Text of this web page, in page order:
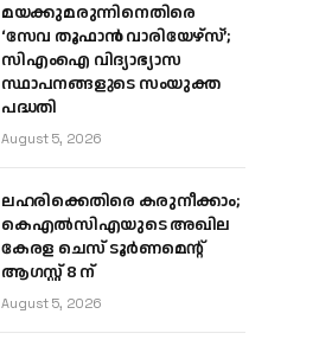
മയക്കുമരുന്നിനെതിരെ
‘സേവ തൂഫാൻ വാരിയേഴ്‌സ്’;
സിഎംഐ വിദ്യാഭ്യാസ
സ്ഥാപനങ്ങളുടെ സംയുക്ത
പദ്ധതി
August 5, 2026
ലഹരിക്കെതിരെ കരുനീക്കാം;
കെഎൽസിഎയുടെ അഖില
കേരള ചെസ് ടൂർണമെന്റ്
ആഗസ്റ്റ് 8 ന്
August 5, 2026